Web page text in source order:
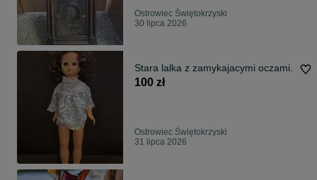
Ostrowiec Świętokrzyski
30 lipca 2026
Stara lalka z zamykajacymi oczami.
100 zł
Ostrowiec Świętokrzyski
31 lipca 2026